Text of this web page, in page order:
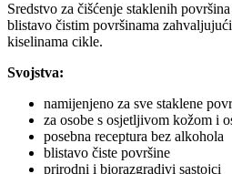
Sredstvo za čišćenje staklenih
blistavo čistim površinama
kiselinama cikle.
Svojstva:
namijenjeno za sve staklene
za osobe s osjetljivom kožom i
posebna receptura bez alkohola
blistavo čiste površine
prirodni i biorazgradivi sastojci